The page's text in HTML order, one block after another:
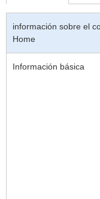
información sobre el
Home
Información básica